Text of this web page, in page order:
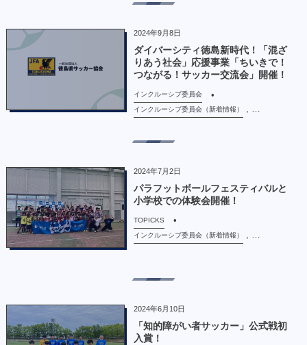
2024年9月8日
ダイバーシティ徳島新時代！「混ざ
りあう社会」応援事業「ちいきで！
つながる！サッカー交流会」開催！
インクルーシブ委員会
インクルーシブ委員会（新着情報）
, …
2024年7月2日
パラフットボールフェスティバルと
小学校での体験会開催！
TOPICKS
インクルーシブ委員会（新着情報）
2024年6月10日
「知的障がい者サッカー」公式戦初
入賞！